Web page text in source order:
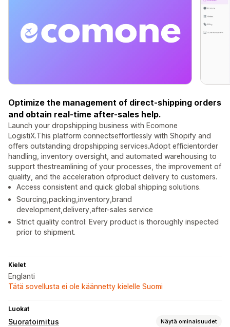
Optimize the management of direct-shipping orders
and obtain real-time after-sales help.
Launch your dropshipping business with Ecomone
LogistiX.This platform connectseffortlessly with Shopify and
offers outstanding dropshipping services.Adopt efficientorder
handling, inventory oversight, and automated warehousing to
support thestreamlining of your processes, the improvement of
quality, and the acceleration ofproduct delivery to customers.
Access consistent and quick global shipping solutions.
Sourcing,packing,inventory,brand
development,delivery,after-sales service
Strict quality control: Every product is thoroughly inspected
prior to shipment.
Kielet
Englanti
Tätä sovellusta ei ole käännetty kielelle Suomi
Luokat
Suoratoimitus Näytä ominaisuudet